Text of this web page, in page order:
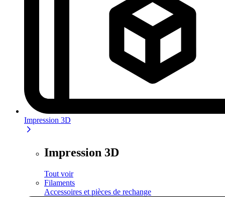
Impression 3D
Impression 3D
Tout voir
Filaments
Accessoires et pièces de rechange